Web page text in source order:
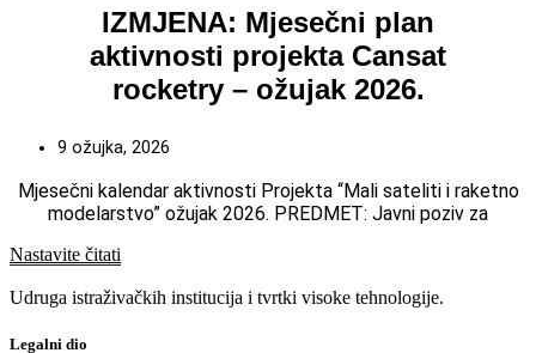
IZMJENA: Mjesečni plan
aktivnosti projekta Cansat
rocketry – ožujak 2026.
9 ožujka, 2026
Mjesečni kalendar aktivnosti Projekta “Mali sateliti i raketno
modelarstvo” ožujak 2026. PREDMET: Javni poziv za
Nastavite čitati
Udruga istraživačkih institucija i tvrtki visoke tehnologije.
Legalni dio